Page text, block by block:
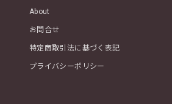
About
お問合せ
特定商取引法に基づく表記
プライバシーポリシー